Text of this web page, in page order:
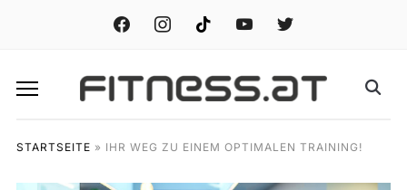
facebook instagramtiktok youtube twitter
STARTSEITE » IHR WEG ZU EINEM OPTIMALEN TRAINING!